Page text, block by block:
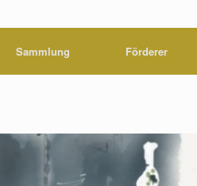
Sammlung Förderer